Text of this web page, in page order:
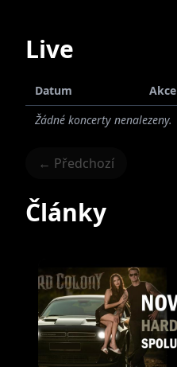
Live
Datum
Akce
Žádné koncerty nenalezeny.
← Předchozí
Články